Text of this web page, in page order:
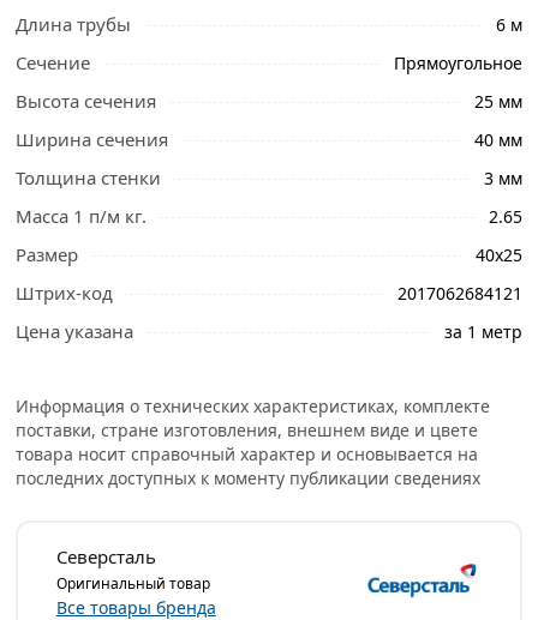
Ознакомьтесь с подробными характеристиками,
описанием и отзывами о товаре, чтобы сделать
свяжутся с Вами для согласования условий доставки
или самовывоза.
Труба профильная 40х25х3 мм – это востребованный в
применяются разные марки стали, готовый продукт
соответствует ГОСТ 8645-68.
Продукция отличается правильной геометрией,
можно обеспечить быстрое соединение – металл
показывает хорошую свариваемость.
Длина трубы 6 м
Сечение Прямоугольное
Высота сечения 25 мм
Ширина сечения 40 мм
Толщина стенки 3 мм
Масса 1 п/м кг. 2.65
Размер 40х25
Штрих-код 2017062684121
Цена указана за 1 метр
Информация о технических характеристиках, комплекте
поставки, стране изготовления, внешнем виде и цвете
товара носит справочный характер и основывается на
последних доступных к моменту публикации сведениях
Северсталь
Оригинальный товар
Все товары бренда